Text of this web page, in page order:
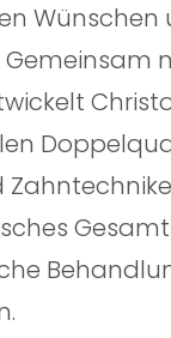
Wünschen
Gemeinsam